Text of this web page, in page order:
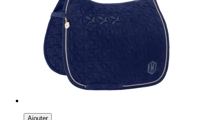
Ajouter